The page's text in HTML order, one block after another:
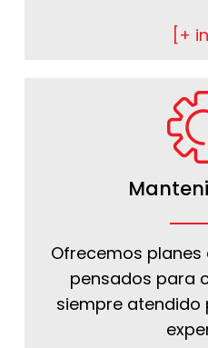
[+
Ofrecemos
pensados para
siempre atendido